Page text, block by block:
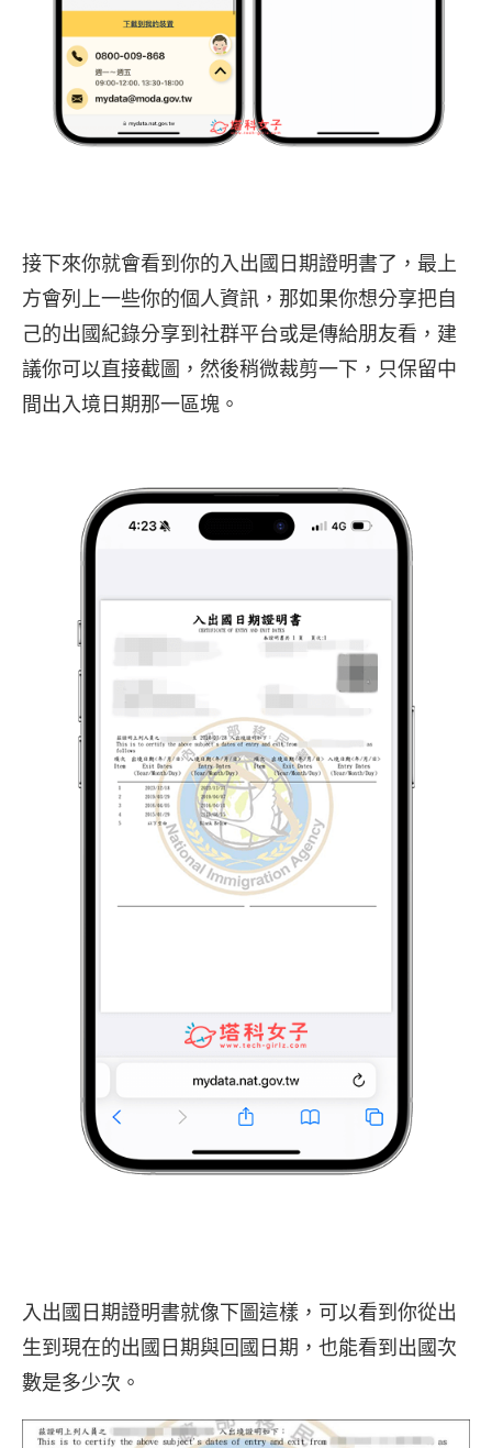
接下來你就會看到你的入出國日期證明書了，最上
方會列上一些你的個人資訊，那如果你想分享把自
己的出國紀錄分享到社群平台或是傳給朋友看，建
議你可以直接截圖，然後稍微裁剪一下，只保留中
間出入境日期那一區塊。
入出國日期證明書就像下圖這樣，可以看到你從出
生到現在的出國日期與回國日期，也能看到出國次
數是多少次。